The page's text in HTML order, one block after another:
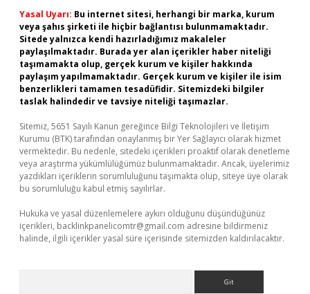
Yasal Uyarı: Bu internet sitesi, herhangi bir marka, kurum
veya şahıs şirketi ile hiçbir bağlantısı bulunmamaktadır.
Sitede yalnızca kendi hazırladığımız makaleler
paylaşılmaktadır. Burada yer alan içerikler haber niteliği
taşımamakta olup, gerçek kurum ve kişiler hakkında
paylaşım yapılmamaktadır. Gerçek kurum ve kişiler ile isim
benzerlikleri tamamen tesadüfidir. Sitemizdeki bilgiler
taslak halindedir ve tavsiye niteliği taşımazlar.
Sitemiz, 5651 Sayılı Kanun gereğince Bilgi Teknolojileri ve İletişim
Kurumu (BTK) tarafından onaylanmış bir Yer Sağlayıcı olarak hizmet
vermektedir. Bu nedenle, sitedeki içerikleri proaktif olarak denetleme
veya araştırma yükümlülüğümüz bulunmamaktadır. Ancak, üyelerimiz
yazdıkları içeriklerin sorumluluğunu taşımakta olup, siteye üye olarak
bu sorumluluğu kabul etmiş sayılırlar.
Hukuka ve yasal düzenlemelere aykırı olduğunu düşündüğünüz
içerikleri, backlinkpanelicomtr@gmail.com adresine bildirmeniz
halinde, ilgili içerikler yasal süre içerisinde sitemizden kaldırılacaktır.